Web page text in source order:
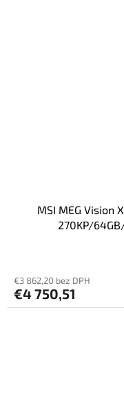
MSI MEG Vision
270KP/
€3 862,20 bez DPH
€4 750,51